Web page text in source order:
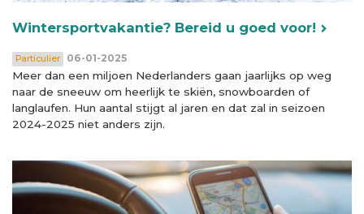
Wintersportvakantie? Bereid u goed voor!
Particulier 06-01-2025
Meer dan een miljoen Nederlanders gaan jaarlijks op weg
naar de sneeuw om heerlijk te skiën, snowboarden of
langlaufen. Hun aantal stijgt al jaren en dat zal in seizoen
2024-2025 niet anders zijn.